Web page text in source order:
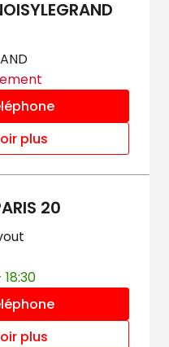
plus
20
plus